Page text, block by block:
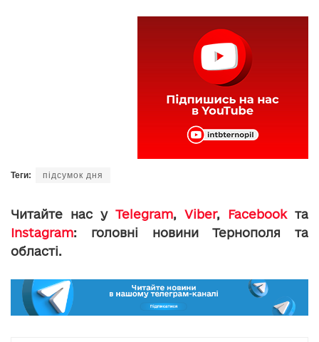
Теги: підсумок дня
Читайте нас у Telegram, Viber, Facebookта
Instagram: головні новини Тернополя та
області.